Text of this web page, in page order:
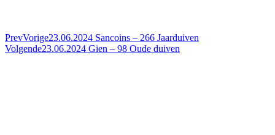
PrevVorige23.06.2024 Sancoins – 266 Jaarduiven
Volgende23.06.2024 Gien – 98 Oude duiven